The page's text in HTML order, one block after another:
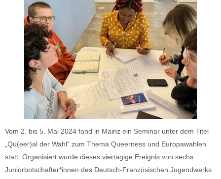
Vom 2. bis 5. Mai 2024 fand in Mainz ein Seminar unter dem Titel
„Qu(eer)al der Wahl“ zum Thema Queerness und Europawahlen
statt. Organisiert wurde dieses viertägige Ereignis von sechs
Juniorbotschafter*innen des Deutsch-Französischen Jugendwerks